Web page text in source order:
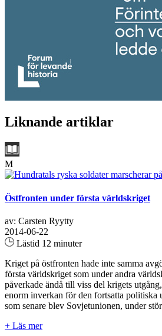
Liknande artiklar
M
Östfronten under första världskriget
av: Carsten Ryytty
2014-06-22
Lästid 12 minuter
Kriget på östfronten hade inte samma
första världskriget som under andra
påverkade ändå till viss del krigets
enorm inverkan för den fortsatta politiska
som senare blev Sovjetunionen, under
+ Läs mer